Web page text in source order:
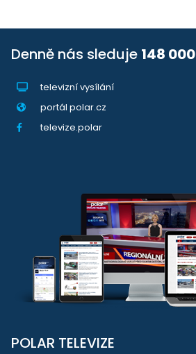
Denně nás sleduje 148 000
televizní vysílání
portál polar.cz
televize.polar
POLAR TELEVIZE